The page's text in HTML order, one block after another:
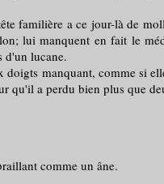
a ce jour-là de
lui manquent en fait le
d'un lucane.
manquant, comme si
qu'il a perdu bien plus que
comme un âne.